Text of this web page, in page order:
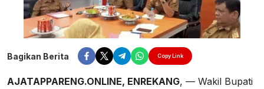
Bagikan Berita Copy Link
AJATAPPARENG.ONLINE, ENREKANG, — Wakil Bupati